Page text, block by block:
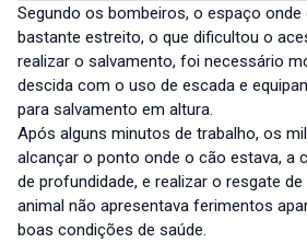
Segundo os bombeiros, o espaço onde
bastante estreito, o que dificultou o
realizar o salvamento, foi necessário
descida com o uso de escada e
para salvamento em altura.
Após alguns minutos de trabalho, os
alcançar o ponto onde o cão estava, a
de profundidade, e realizar o resgate
animal não apresentava ferimentos
boas condições de saúde.